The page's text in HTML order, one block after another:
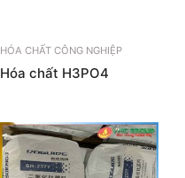
HÓA CHẤT CÔNG NGHIỆP
Hóa chất H3PO4